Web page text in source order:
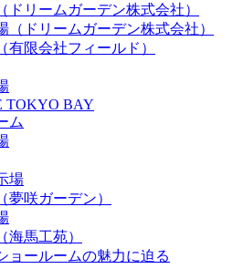
ドリームガーデン株式会社）
（ドリームガーデン株式会社）
有限会社フィールド）
TOKYO BAY
ム
場
夢咲ガーデン）
海馬工苑）
ョールームの魅力に迫る